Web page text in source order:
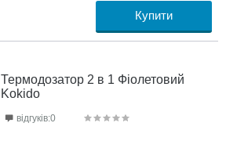
Купити
Термодозатор 2 в 1 Фіолетовий
Kokido
відгуків:0